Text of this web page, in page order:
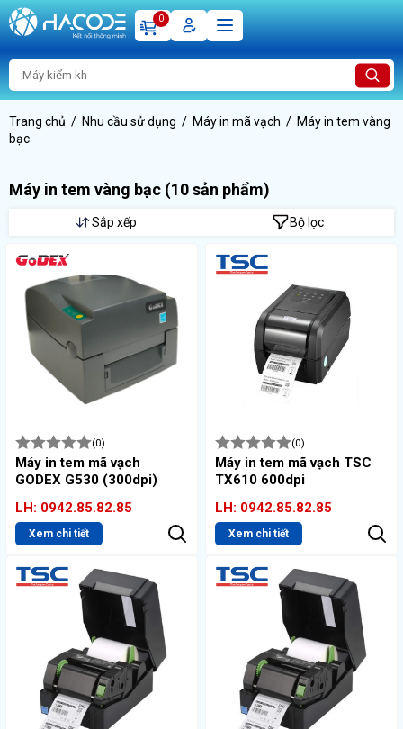
0
Trang chủ Nhu cầu sử dụng Máy in mã vạch
Máy in tem vàng
bạc
Máy in tem vàng bạc (10 sản phẩm)
Sắp xếp Bộ lọc
(0)
Máy in tem mã vạch
GODEX G530 (300dpi)
LH: 0942.85.82.85
Xem chi tiết
(0)
Máy in tem mã vạch TSC
TX610 600dpi
LH: 0942.85.82.85
Xem chi tiết